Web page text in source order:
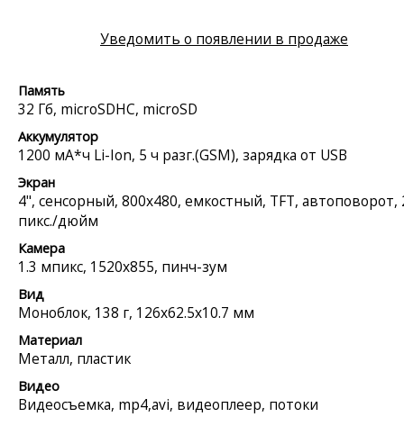
Уведомить о появлении в продаже
Память
32 Гб, microSDHC, microSD
Аккумулятор
1200 мА*ч Li-Ion, 5 ч разг.(GSM), зарядка от USB
Экран
4", сенсорный, 800x480, емкостный, TFT, автоповорот,
пикс./дюйм
Камера
1.3 мпикс, 1520x855, пинч-зум
Вид
Моноблок, 138 г, 126x62.5x10.7 мм
Материал
Металл, пластик
Видео
Видеосъемка, mp4,avi, видеоплеер, потоки